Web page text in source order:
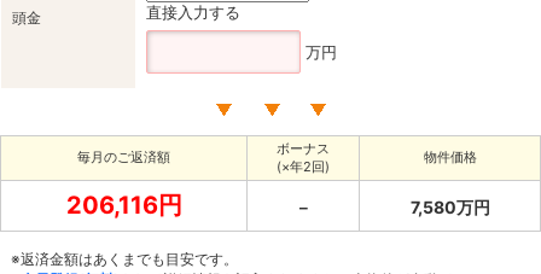
頭金 直接入力する
万円
毎月のご返済額
ボーナス
(×年2回)
物件価格
206,116円 － 7,580万円
※返済金額はあくまでも目安です。